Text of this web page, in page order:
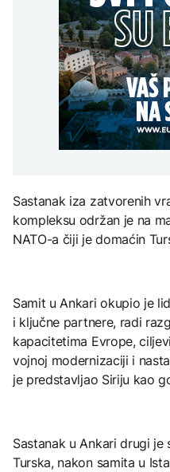
na
na
i
Šta
Sastanak iza zatvorenih
kompleksu održan je na
NATO-a čiji je domaćin
Samit u Ankari okupio je
i ključne partnere, radi
kapacitetima Evrope,
vojnoj modernizaciji i
je predstavljao Siriju kao
Sastanak u Ankari drugi
Turska, nakon samita u